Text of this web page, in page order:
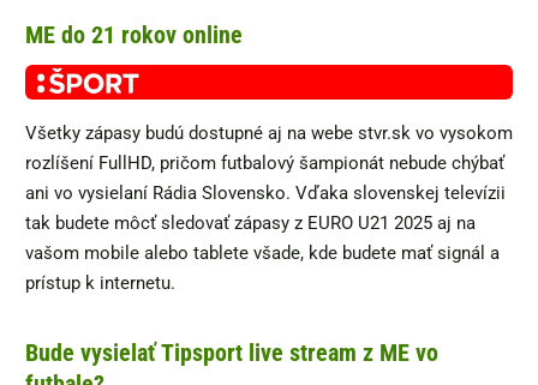
ME do 21 rokov online
Všetky zápasy budú dostupné aj na webe stvr.sk vo vysokom
rozlíšení FullHD, pričom futbalový šampionát nebude chýbať
ani vo vysielaní Rádia Slovensko. Vďaka slovenskej televízii
tak budete môcť sledovať zápasy z EURO U21 2025 aj na
vašom mobile alebo tablete všade, kde budete mať signál a
prístup k internetu.
Bude vysielať Tipsport live stream z ME vo